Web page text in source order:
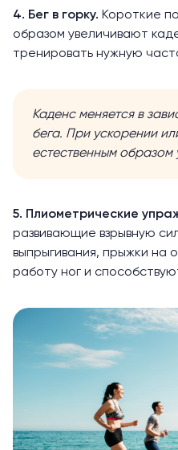
4. Бег в горку. Короткие
образом увеличивают
тренировать нужную
Каденс меняется в
бега. При ускорении
естественным образом
5. Плиометрические
развивающие взрывную
выпрыгивания, прыжки на
работу ног и